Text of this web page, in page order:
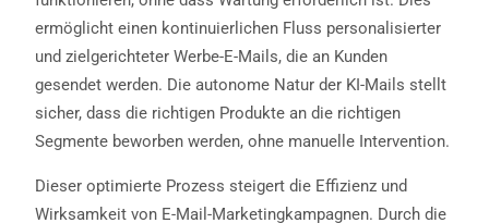
ermöglicht einen kontinuierlichen Fluss personalisierter
und zielgerichteter Werbe-E-Mails, die an Kunden
gesendet werden. Die autonome Natur der KI-Mails stellt
sicher, dass die richtigen Produkte an die richtigen
Segmente beworben werden, ohne manuelle Intervention.
Dieser optimierte Prozess steigert die Effizienz und
Wirksamkeit von E-Mail-Marketingkampagnen. Durch die